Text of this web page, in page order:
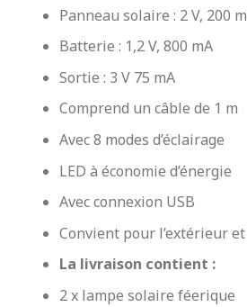
Panneau solaire : 2 V, 200
Batterie : 1,2 V, 800 mA
Sortie : 3 V 75 mA
Comprend un câble de 1 m
Avec 8 modes d’éclairage
LED à économie d’énergie
Avec connexion USB
Convient pour l’extérieur
La livraison contient :
2 x lampe solaire féerique